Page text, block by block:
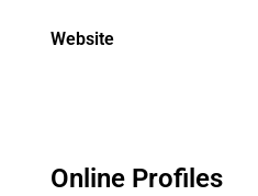
Website
Online Profiles